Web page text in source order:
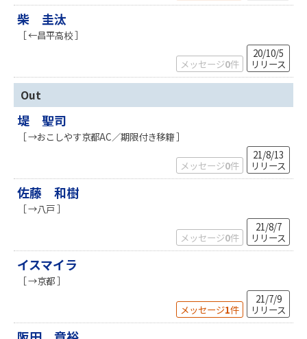
柴 圭汰
［ ←昌平高校 ］
メッセージ0件
20/10/5
リリース
Out
堤 聖司
［ →おこしやす京都AC／期限付き移籍 ］
メッセージ0件
21/8/13
リリース
佐藤 和樹
［ →八戸 ］
メッセージ0件
21/8/7
リリース
イスマイラ
［ →京都 ］
メッセージ1件
21/7/9
リリース